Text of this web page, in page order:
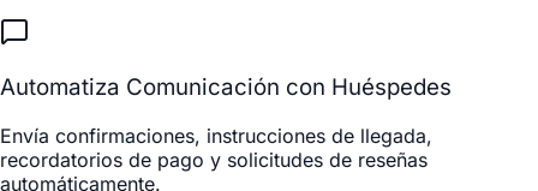
Automatiza Comunicación con Huéspedes
Envía confirmaciones, instrucciones de llegada,
recordatorios de pago y solicitudes de reseñas
automáticamente.